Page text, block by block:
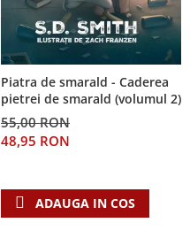
Piatra de smarald - Caderea
pietrei de smarald (volumul 2)
55,00 RON
48,95 RON
ADAUGA IN COS